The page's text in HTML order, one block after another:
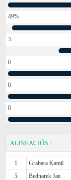
49%
3
0
0
0
ALINEACIÓN :
1 Grabara Kamil
5
Bednarek Jan